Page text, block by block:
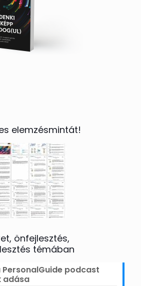
elemzésmintát!
önfejlesztés,
témában
podcast
adása